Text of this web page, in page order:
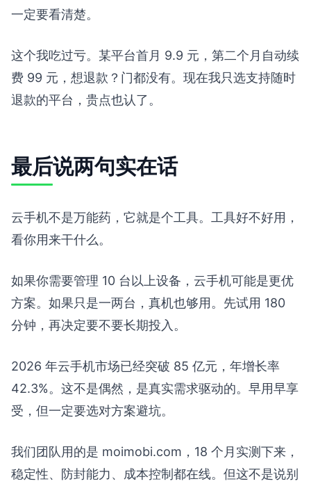
一定要看清楚。
这个我吃过亏。某平台首月 9.9 元，第二个月自动续
费 99 元，想退款？门都没有。现在我只选支持随时
退款的平台，贵点也认了。
最后说两句实在话
云手机不是万能药，它就是个工具。工具好不好用，
看你用来干什么。
如果你需要管理 10 台以上设备，云手机可能是更优
方案。如果只是一两台，真机也够用。先试用 180
分钟，再决定要不要长期投入。
2026 年云手机市场已经突破 85 亿元，年增长率
42.3%。这不是偶然，是真实需求驱动的。早用早享
受，但一定要选对方案避坑。
我们团队用的是 moimobi.com，18 个月实测下来，
稳定性、防封能力、成本控制都在线。但这不是说别